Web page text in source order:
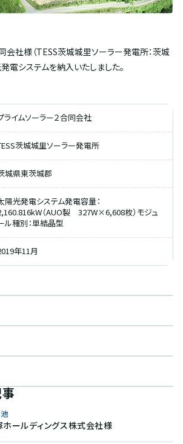
会社様（TESS茨城城里ソーラー発電所：茨城
電システムを納入いたしました。
ライムソーラー２合同会社
茨城城里ソーラー発電所
城県東茨城郡
陽光発電システム発電容量：
（AUO製 327W×6,608枚）モジュ
ル種別：単結晶型
年11月
ホールディングス株式会社様